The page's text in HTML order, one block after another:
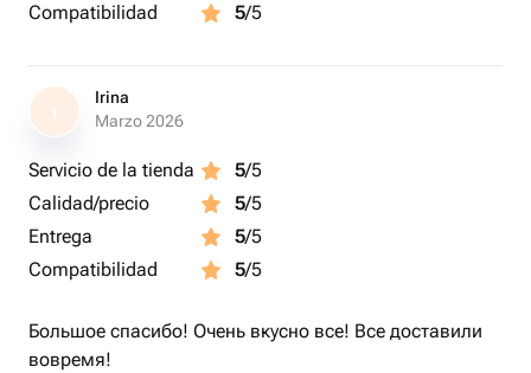
Compatibilidad
5/5
I
Irina
Marzo 2026
Servicio de la tienda 5/5
Calidad/precio
5/5
Entrega
5/5
Compatibilidad
5/5
Большое спасибо! Очень вкусно все! Все доставили
вовремя!